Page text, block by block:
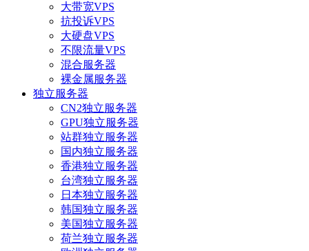
大带宽VPS
抗投诉VPS
大硬盘VPS
不限流量VPS
混合服务器
裸金属服务器
独立服务器
CN2独立服务器
GPU独立服务器
站群独立服务器
国内独立服务器
香港独立服务器
台湾独立服务器
日本独立服务器
韩国独立服务器
美国独立服务器
荷兰独立服务器